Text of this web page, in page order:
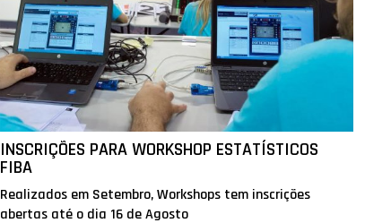
INSCRIÇÕES PARA WORKSHOP ESTATÍSTICOS
FIBA
Realizados em Setembro, Workshops tem inscrições
abertas até o dia 16 de Agosto